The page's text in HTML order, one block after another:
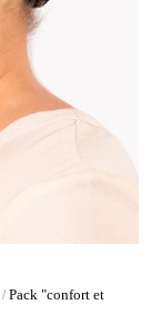
/ Pack "confort et